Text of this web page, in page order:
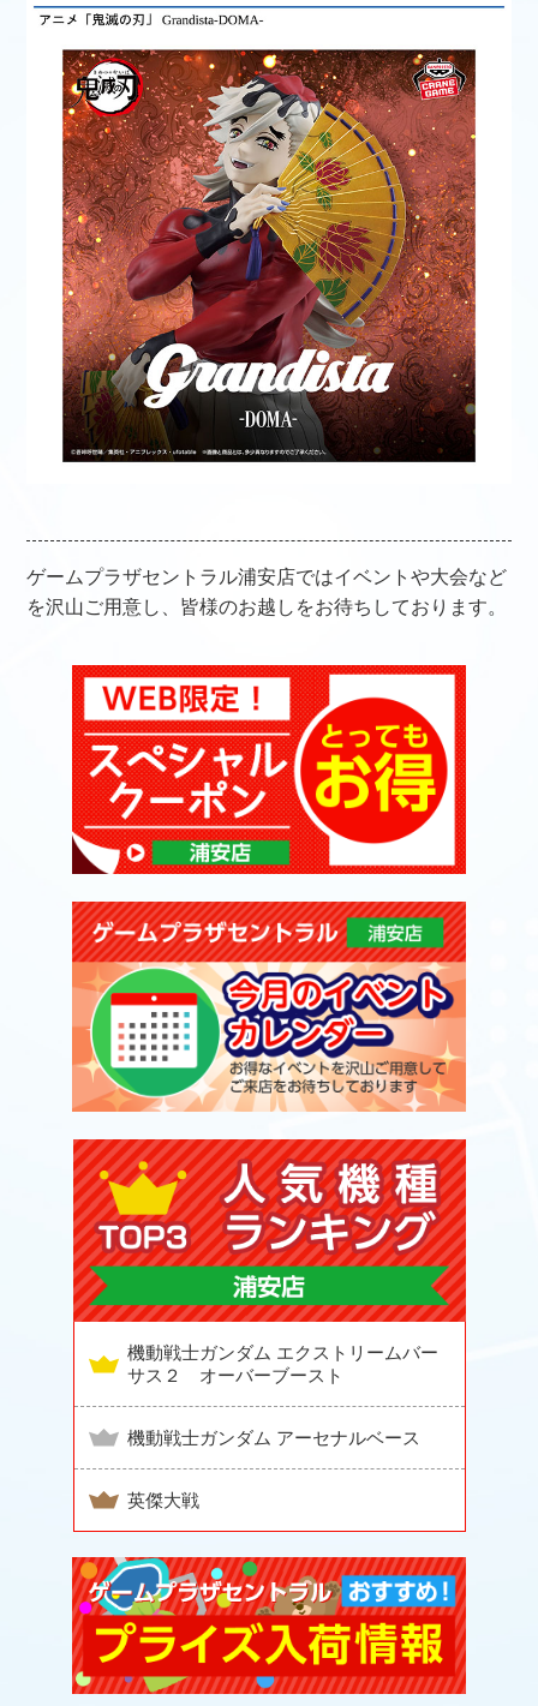
ゲームプラザセントラル浦安店ではイベントや大会など
を沢山ご用意し、皆様のお越しをお待ちしております。
機動戦士ガンダム エクストリームバー
サス２ オーバーブースト
機動戦士ガンダム アーセナルベース
英傑大戦